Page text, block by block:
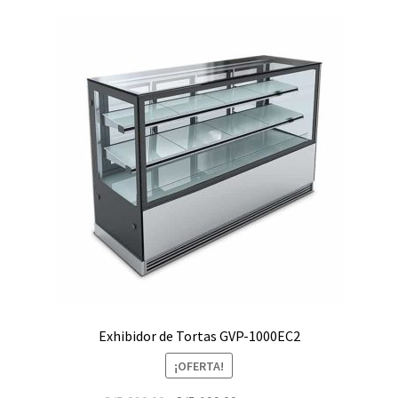
Exhibidor de Tortas GVP-1000EC2
¡OFERTA!